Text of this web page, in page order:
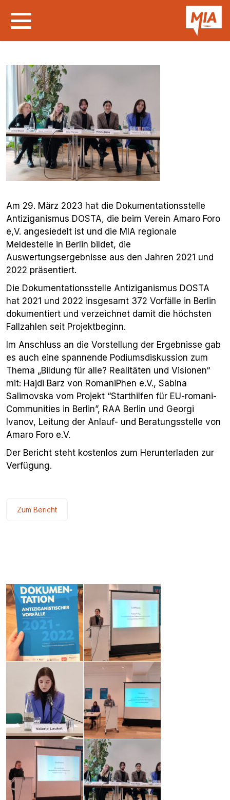
Am 29. März 2023 hat die Dokumentationsstelle
Antiziganismus DOSTA, die beim Verein Amaro Foro
e,V. angesiedelt ist und die MIA regionale
Meldestelle in Berlin bildet, die
Auswertungsergebnisse aus den Jahren 2021 und
2022 präsentiert.
Die Dokumentationsstelle Antiziganismus DOSTA
hat 2021 und 2022 insgesamt 372 Vorfälle in Berlin
dokumentiert und verzeichnet damit die höchsten
Fallzahlen seit Projektbeginn.
Im Anschluss an die Vorstellung der Ergebnisse gab
es auch eine spannende Podiumsdiskussion zum
Thema „Bildung für alle? Realitäten und Visionen“
mit: Hajdi Barz von RomaniPhen e.V., Sabina
Salimovska vom Projekt “Starthilfen für EU-romani-
Communities in Berlin”, RAA Berlin und Georgi
Ivanov, Leitung der Anlauf- und Beratungsstelle von
Amaro Foro e.V.
Der Bericht steht kostenlos zum Herunterladen zur
Verfügung.
Zum Bericht